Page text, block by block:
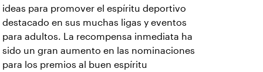
ideas para promover el espíritu deportivo
destacado en sus muchas ligas y eventos
para adultos. La recompensa inmediata ha
sido un gran aumento en las nominaciones
para los premios al buen espíritu